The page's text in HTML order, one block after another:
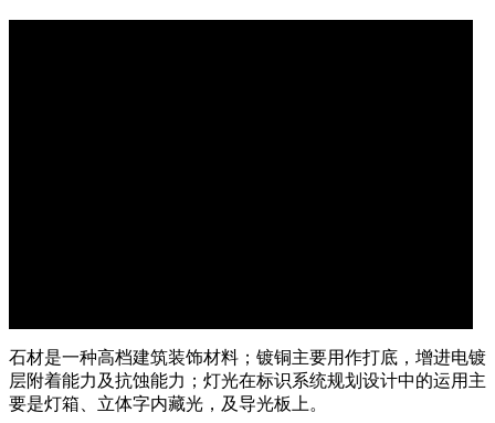
石材是一种高档建筑装饰材料；镀铜主要用作打底，增进电镀
层附着能力及抗蚀能力；灯光在标识系统规划设计中的运用主
要是灯箱、立体字内藏光，及导光板上。